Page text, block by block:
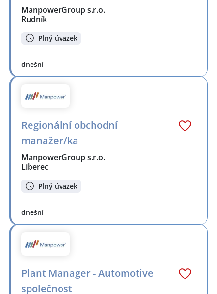
ManpowerGroup s.r.o.
Rudník
Plný úvazek
dnešní
Regionální obchodní
manažer/ka
ManpowerGroup s.r.o.
Liberec
Plný úvazek
dnešní
Plant Manager - Automotive
společnost